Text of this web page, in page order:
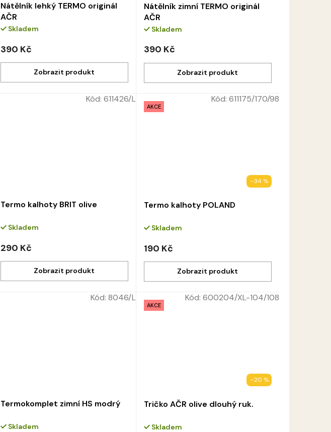
Nátělník lehký TERMO originál
AČR
Skladem
390 Kč
Nátělník zimní TERMO originál
AČR
Skladem
390 Kč
Termo kalhoty BRIT olive
Skladem
290 Kč
Kód: 611426/L
AKCE
–34 %
Termo kalhoty POLAND
Skladem
190 Kč
Kód: 611175/170/98
Termokomplet zimní HS modrý
Skladem
Kód: 8046/L
AKCE
–20 %
Tričko AČR olive dlouhý ruk.
Skladem
Kód: 600204/XL-104/108